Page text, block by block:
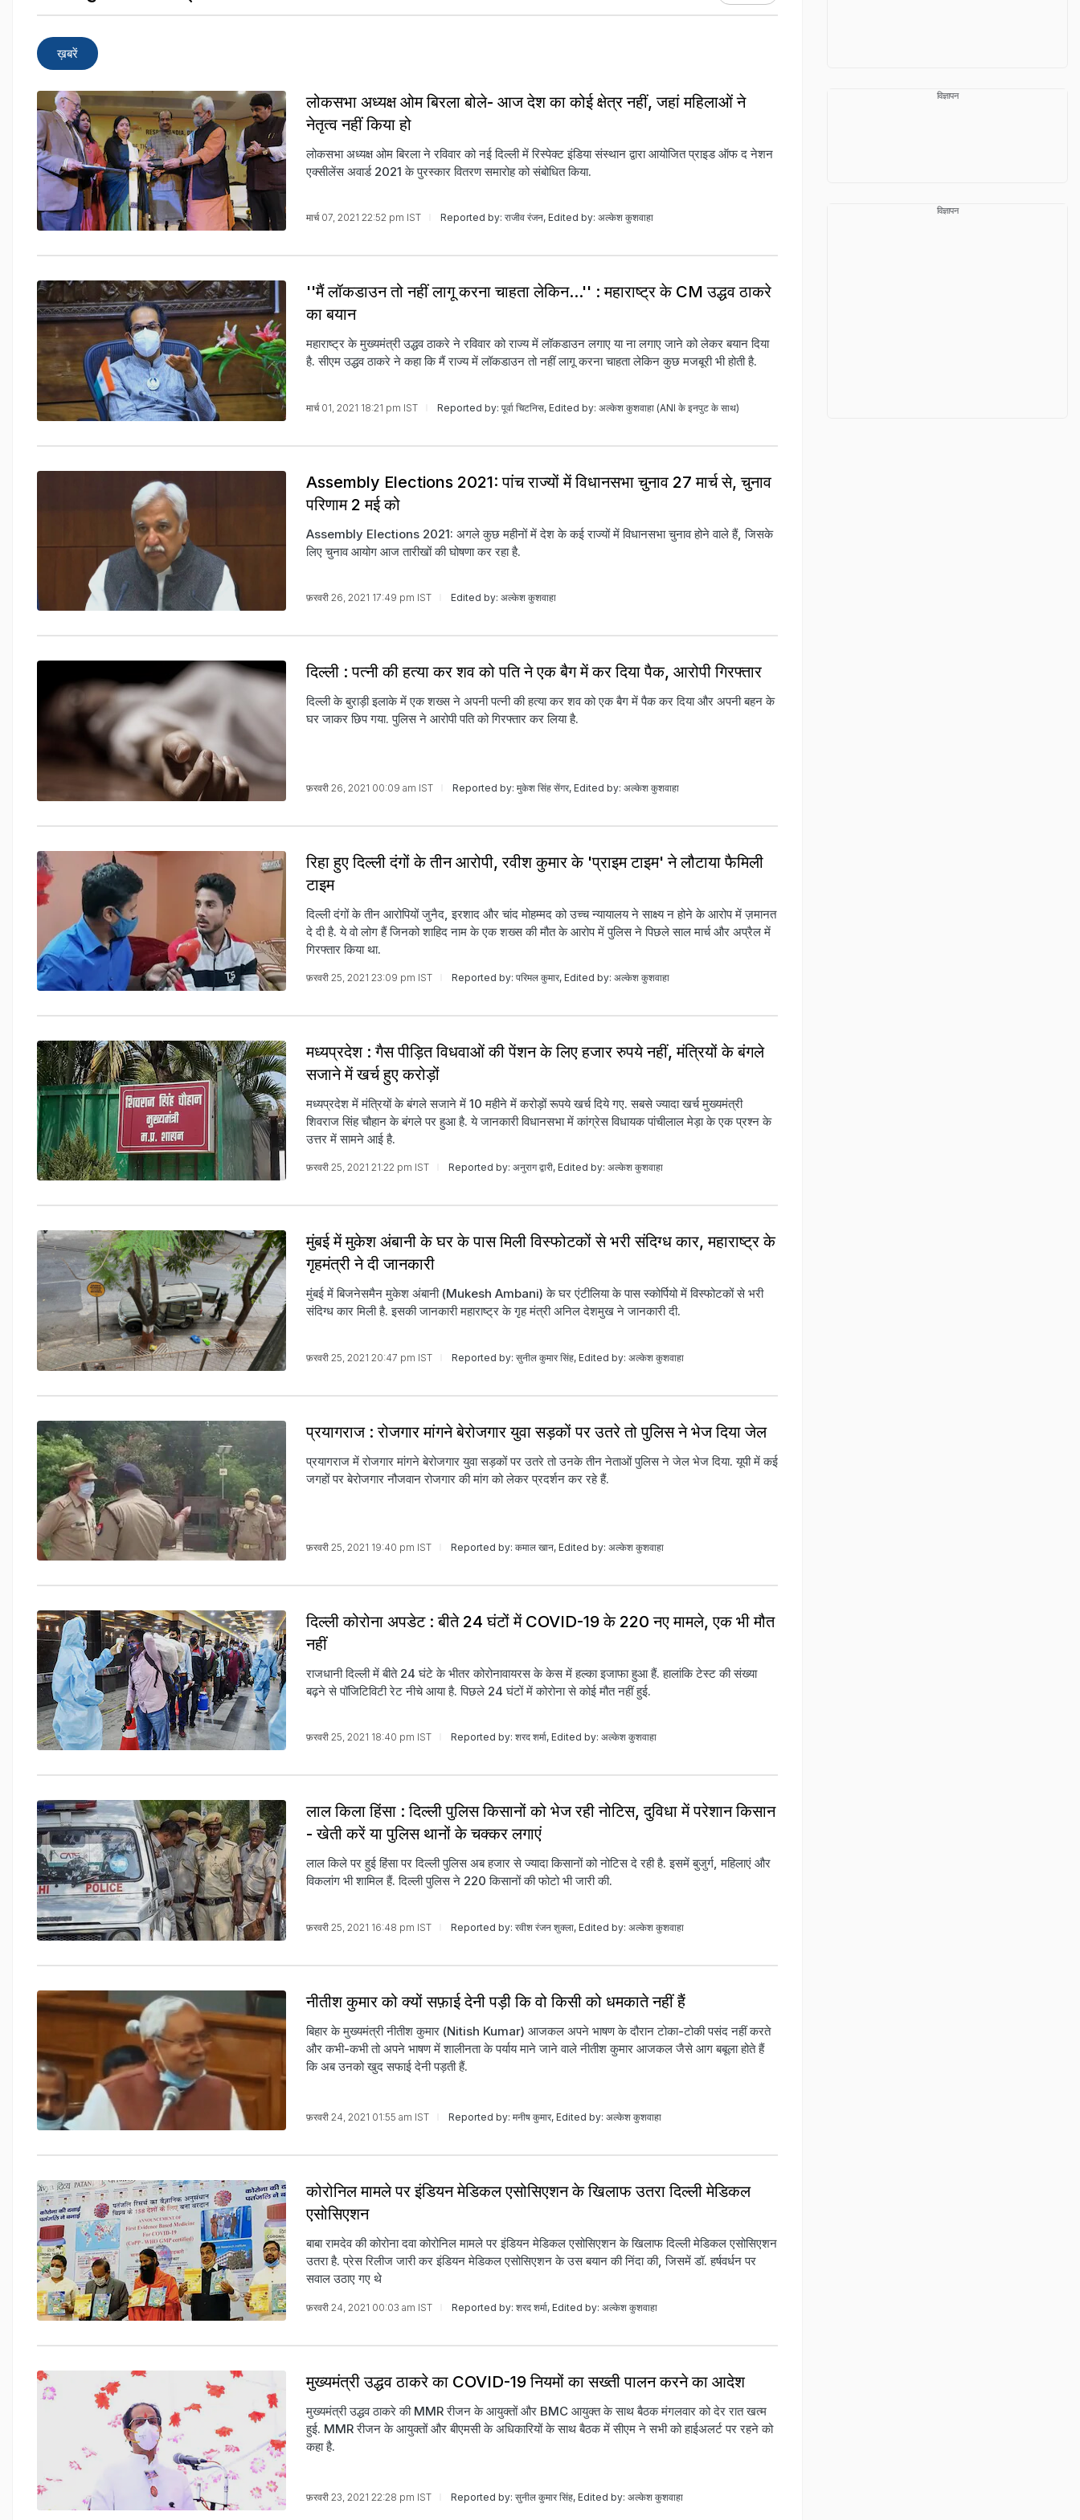
ख़बरें
लोकसभा अध्यक्ष ओम बिरला बोले- आज देश का कोई क्षेत्र नहीं, जहां महिलाओं ने
नेतृत्व नहीं किया हो
लोकसभा अध्यक्ष ओम बिरला ने रविवार को नई दिल्ली में रिस्पेक्ट इंडिया संस्थान द्वारा आयोजित प्राइड ऑफ द नेशन
एक्सीलेंस अवार्ड 2021 के पुरस्कार वितरण समारोह को संबोधित किया.
मार्च 07, 2021 22:52 pm IST Reported by: राजीव रंजन, Edited by: अल्केश कुशवाहा
''मैं लॉकडाउन तो नहीं लागू करना चाहता लेकिन...'' : महाराष्ट्र के CM उद्धव ठाकरे
का बयान
महाराष्ट्र के मुख्यमंत्री उद्धव ठाकरे ने रविवार को राज्य में लॉकडाउन लगाए या ना लगाए जाने को लेकर बयान दिया
है. सीएम उद्धव ठाकरे ने कहा कि मैं राज्य में लॉकडाउन तो नहीं लागू करना चाहता लेकिन कुछ मजबूरी भी होती है.
मार्च 01, 2021 18:21 pm IST Reported by: पूर्वा चिटनिस, Edited by: अल्केश कुशवाहा (ANI के इनपुट के साथ)
Assembly Elections 2021: पांच राज्यों में विधानसभा चुनाव 27 मार्च से, चुनाव
परिणाम 2 मई को
Assembly Elections 2021: अगले कुछ महीनों में देश के कई राज्यों में विधानसभा चुनाव होने वाले हैं, जिसके
लिए चुनाव आयोग आज तारीखों की घोषणा कर रहा है.
फ़रवरी 26, 2021 17:49 pm IST Edited by: अल्केश कुशवाहा
दिल्ली : पत्नी की हत्या कर शव को पति ने एक बैग में कर दिया पैक, आरोपी गिरफ्तार
दिल्ली के बुराड़ी इलाके में एक शख्स ने अपनी पत्नी की हत्या कर शव को एक बैग में पैक कर दिया और अपनी बहन के
घर जाकर छिप गया. पुलिस ने आरोपी पति को गिरफ्तार कर लिया है.
फ़रवरी 26, 2021 00:09 am IST Reported by: मुकेश सिंह सेंगर, Edited by: अल्केश कुशवाहा
रिहा हुए दिल्ली दंगों के तीन आरोपी, रवीश कुमार के 'प्राइम टाइम' ने लौटाया फैमिली
टाइम
दिल्ली दंगों के तीन आरोपियों जुनैद, इरशाद और चांद मोहम्मद को उच्च न्यायालय ने साक्ष्य न होने के आरोप में ज़मानत
दे दी है. ये वो लोग हैं जिनको शाहिद नाम के एक शख्स की मौत के आरोप में पुलिस ने पिछले साल मार्च और अप्रैल में
गिरफ्तार किया था.
फ़रवरी 25, 2021 23:09 pm IST Reported by: परिमल कुमार, Edited by: अल्केश कुशवाहा
मध्यप्रदेश : गैस पीड़ित विधवाओं की पेंशन के लिए हजार रुपये नहीं, मंत्रियों के बंगले
सजाने में खर्च हुए करोड़ों
मध्यप्रदेश में मंत्रियों के बंगले सजाने में 10 महीने में करोड़ों रूपये खर्च दिये गए. सबसे ज्यादा खर्च मुख्यमंत्री
शिवराज सिंह चौहान के बंगले पर हुआ है. ये जानकारी विधानसभा में कांग्रेस विधायक पांचीलाल मेड़ा के एक प्रश्न के
उत्तर में सामने आई है.
फ़रवरी 25, 2021 21:22 pm IST Reported by: अनुराग द्वारी, Edited by: अल्केश कुशवाहा
मुंबई में मुकेश अंबानी के घर के पास मिली विस्फोटकों से भरी संदिग्ध कार, महाराष्ट्र के
गृहमंत्री ने दी जानकारी
मुंबई में बिजनेसमैन मुकेश अंबानी (Mukesh Ambani) के घर एंटीलिया के पास स्कोर्पियो में विस्फोटकों से भरी
संदिग्ध कार मिली है. इसकी जानकारी महाराष्ट्र के गृह मंत्री अनिल देशमुख ने जानकारी दी.
फ़रवरी 25, 2021 20:47 pm IST Reported by: सुनील कुमार सिंह, Edited by: अल्केश कुशवाहा
प्रयागराज : रोजगार मांगने बेरोजगार युवा सड़कों पर उतरे तो पुलिस ने भेज दिया जेल
प्रयागराज में रोजगार मांगने बेरोजगार युवा सड़कों पर उतरे तो उनके तीन नेताओं पुलिस ने जेल भेज दिया. यूपी में कई
जगहों पर बेरोजगार नौजवान रोजगार की मांग को लेकर प्रदर्शन कर रहे हैं.
फ़रवरी 25, 2021 19:40 pm IST Reported by: कमाल खान, Edited by: अल्केश कुशवाहा
दिल्ली कोरोना अपडेट : बीते 24 घंटों में COVID-19 के 220 नए मामले, एक भी मौत
नहीं
राजधानी दिल्ली में बीते 24 घंटे के भीतर कोरोनावायरस के केस में हल्का इजाफा हुआ हैं. हालांकि टेस्ट की संख्या
बढ़ने से पॉजिटिविटी रेट नीचे आया है. पिछले 24 घंटों में कोरोना से कोई मौत नहीं हुई.
फ़रवरी 25, 2021 18:40 pm IST Reported by: शरद शर्मा, Edited by: अल्केश कुशवाहा
लाल किला हिंसा : दिल्ली पुलिस किसानों को भेज रही नोटिस, दुविधा में परेशान किसान
- खेती करें या पुलिस थानों के चक्कर लगाएं
लाल किले पर हुई हिंसा पर दिल्ली पुलिस अब हजार से ज्यादा किसानों को नोटिस दे रही है. इसमें बुजुर्ग, महिलाएं और
विकलांग भी शामिल हैं. दिल्ली पुलिस ने 220 किसानों की फोटो भी जारी की.
फ़रवरी 25, 2021 16:48 pm IST Reported by: रवीश रंजन शुक्ला, Edited by: अल्केश कुशवाहा
नीतीश कुमार को क्यों सफ़ाई देनी पड़ी कि वो किसी को धमकाते नहीं हैं
बिहार के मुख्यमंत्री नीतीश कुमार (Nitish Kumar) आजकल अपने भाषण के दौरान टोका-टोकी पसंद नहीं करते
और कभी-कभी तो अपने भाषण में शालीनता के पर्याय माने जाने वाले नीतीश कुमार आजकल जैसे आग बबूला होते हैं
कि अब उनको खुद सफाई देनी पड़ती हैं.
फ़रवरी 24, 2021 01:55 am IST Reported by: मनीष कुमार, Edited by: अल्केश कुशवाहा
कोरोनिल मामले पर इंडियन मेडिकल एसोसिएशन के खिलाफ उतरा दिल्ली मेडिकल
एसोसिएशन
बाबा रामदेव की कोरोना दवा कोरोनिल मामले पर इंडियन मेडिकल एसोसिएशन के खिलाफ दिल्ली मेडिकल एसोसिएशन
उतरा है. प्रेस रिलीज जारी कर इंडियन मेडिकल एसोसिएशन के उस बयान की निंदा की, जिसमें डॉ. हर्षवर्धन पर
सवाल उठाए गए थे
फ़रवरी 24, 2021 00:03 am IST Reported by: शरद शर्मा, Edited by: अल्केश कुशवाहा
मुख्यमंत्री उद्धव ठाकरे का COVID-19 नियमों का सख्ती पालन करने का आदेश
मुख्यमंत्री उद्धव ठाकरे की MMR रीजन के आयुक्तों और BMC आयुक्त के साथ बैठक मंगलवार को देर रात खत्म
हुई. MMR रीजन के आयुक्तों और बीएमसी के अधिकारियों के साथ बैठक में सीएम ने सभी को हाईअलर्ट पर रहने को
कहा है.
फ़रवरी 23, 2021 22:28 pm IST Reported by: सुनील कुमार सिंह, Edited by: अल्केश कुशवाहा
विज्ञापन
विज्ञापन